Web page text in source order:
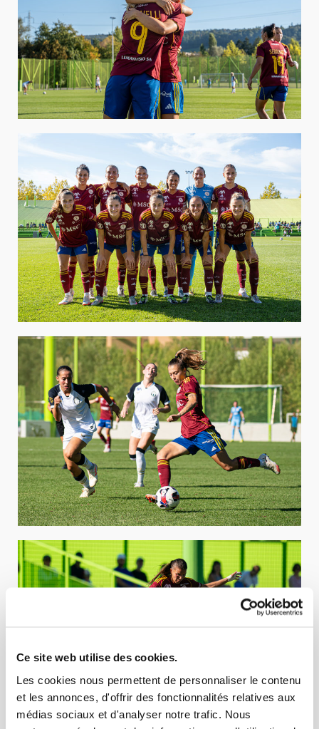
Ce site web utilise des cookies.
Les cookies nous permettent de personnaliser le contenu
et les annonces, d'offrir des fonctionnalités relatives aux
médias sociaux et d'analyser notre trafic. Nous